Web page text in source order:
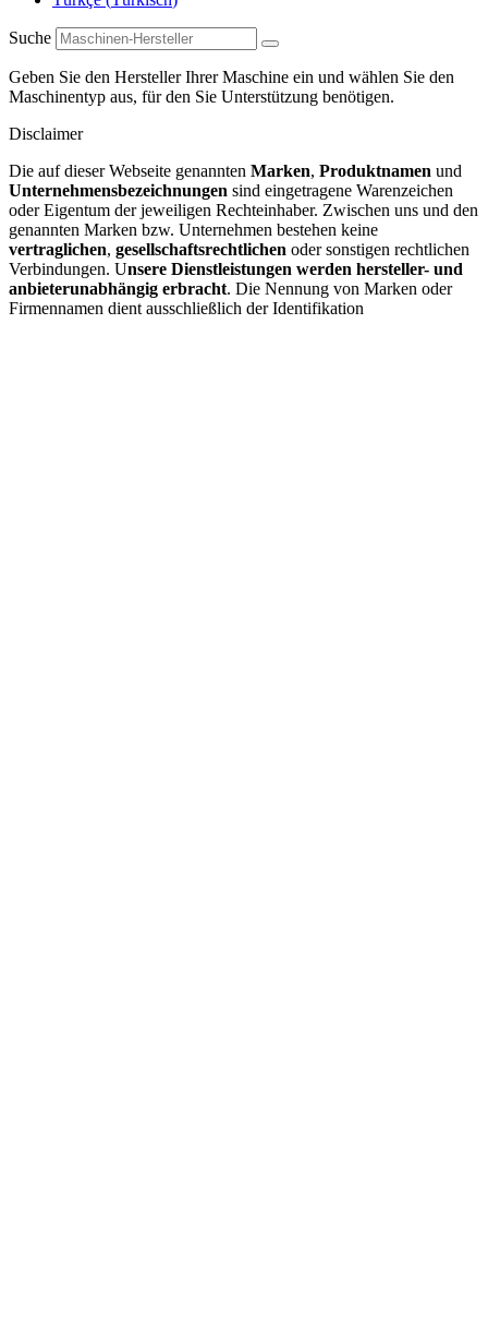
Suche
Geben Sie den Hersteller Ihrer Maschine ein und wählen Sie den
Maschinentyp aus, für den Sie Unterstützung benötigen.
Disclaimer
Die auf dieser Webseite genannten Marken, Produktnamen und
Unternehmensbezeichnungen sind eingetragene Warenzeichen
oder Eigentum der jeweiligen Rechteinhaber. Zwischen uns und den
genannten Marken bzw. Unternehmen bestehen keine
vertraglichen, gesellschaftsrechtlichen oder sonstigen rechtlichen
Verbindungen. Unsere Dienstleistungen werden hersteller- und
anbieterunabhängig erbracht. Die Nennung von Marken oder
Firmennamen dient ausschließlich der Identifikation